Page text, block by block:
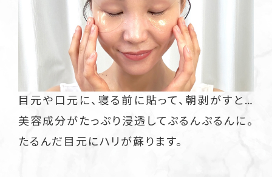
目元や口元に、寝る前に貼って、朝剥がすと…
美容成分がたっぷり浸透してぷるんぷるんに。
たるんだ目元にハリが蘇ります。